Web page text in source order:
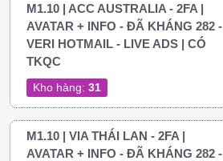
M1.10 | ACC AUSTRALIA - 2FA |
AVATAR + INFO - ĐÃ KHÁNG 282 -
VERI HOTMAIL - LIVE ADS | CÓ
TKQC
Kho hàng: 31
M1.10 | VIA THÁI LAN - 2FA |
AVATAR + INFO - ĐÃ KHÁNG 282 -